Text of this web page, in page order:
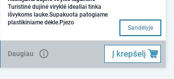
Turistinė dujinė viryklė idealiai tinka
išvykoms lauke.Supakuota patogiame
plastikiniame dėkle.Pjezo
Sandėlyje
Daugiau Į krepšelį